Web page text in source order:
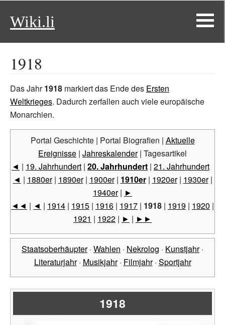
Wiki.li
1918
Das Jahr1918 markiert das Ende des Ersten
Weltkrieges. Dadurch zerfallen auch viele europäische
Monarchien.
Portal Geschichte | Portal Biografien | Aktuelle
Ereignisse | Jahreskalender| Tagesartikel
◄ | 19. Jahrhundert | 20. Jahrhundert | 21. Jahrhundert
◄ | 1880er| 1890er| 1900er| 1910er| 1920er| 1930er|
1940er| ►
◄◄ | ◄ | 1914 | 1915 | 1916 | 1917 | 1918 | 1919 | 1920 |
1921 | 1922 | ► | ►►
Staatsoberhäupter· Wahlen · Nekrolog · Kunstjahr·
Literaturjahr· Musikjahr· Filmjahr· Sportjahr
1918